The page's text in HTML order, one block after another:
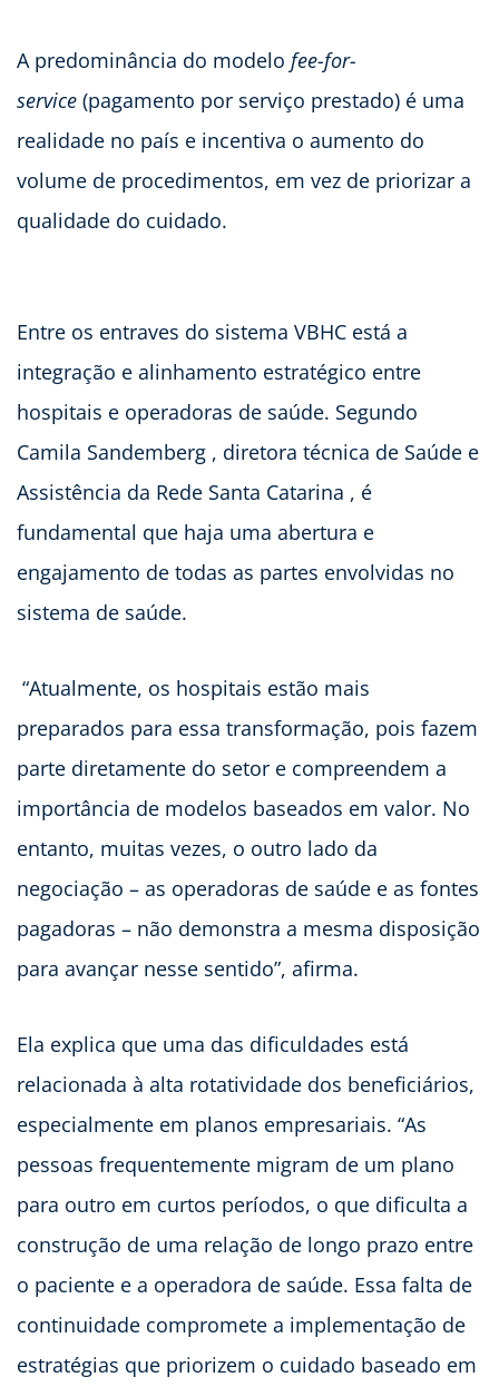
A predominância do modelo fee-for-
service (pagamento por serviço prestado) é uma
realidade no país e incentiva o aumento do
volume de procedimentos, em vez de priorizar a
qualidade do cuidado.
Entre os entraves do sistema VBHC está a
integração e alinhamento estratégico entre
hospitais e operadoras de saúde. Segundo
Camila Sandemberg , diretora técnica de Saúde e
Assistência da Rede Santa Catarina , é
fundamental que haja uma abertura e
engajamento de todas as partes envolvidas no
sistema de saúde.
“Atualmente, os hospitais estão mais
preparados para essa transformação, pois fazem
parte diretamente do setor e compreendem a
importância de modelos baseados em valor. No
entanto, muitas vezes, o outro lado da
negociação – as operadoras de saúde e as fontes
pagadoras – não demonstra a mesma disposição
para avançar nesse sentido”, afirma.
Ela explica que uma das dificuldades está
relacionada à alta rotatividade dos beneficiários,
especialmente em planos empresariais. “As
pessoas frequentemente migram de um plano
para outro em curtos períodos, o que dificulta a
construção de uma relação de longo prazo entre
o paciente e a operadora de saúde. Essa falta de
continuidade compromete a implementação de
estratégias que priorizem o cuidado baseado em